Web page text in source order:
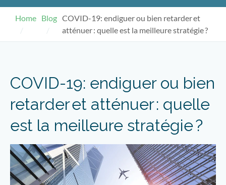
Home Blog COVID-19: endiguer ou bien retarder et
atténuer : quelle est la meilleure stratégie ?
COVID-19: endiguer ou bien
retarder et atténuer : quelle
est la meilleure stratégie ?